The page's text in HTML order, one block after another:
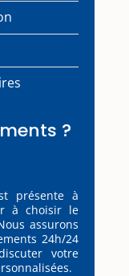
?
présente à
à choisir le
assurons
24h/24
votre